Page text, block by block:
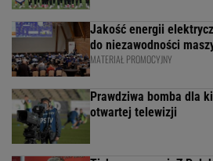
Jakość energii
do niezawodności
MATERIAŁ PROMOCYJNY
Prawdziwa bomba dla
otwartej telewizji